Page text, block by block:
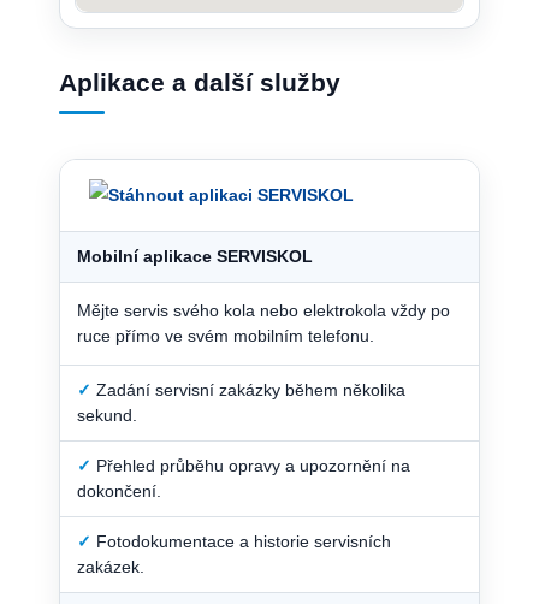
Aplikace a další služby
Mobilní aplikace SERVISKOL
Mějte servis svého kola nebo elektrokola vždy po
ruce přímo ve svém mobilním telefonu.
✓ Zadání servisní zakázky během několika
sekund.
✓ Přehled průběhu opravy a upozornění na
dokončení.
✓ Fotodokumentace a historie servisních
zakázek.